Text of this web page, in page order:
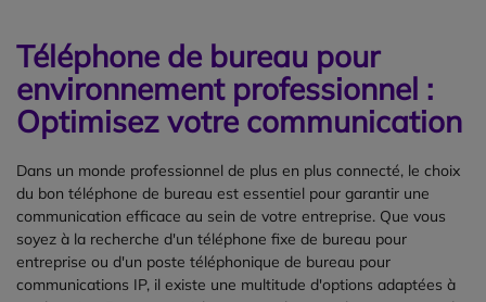
Téléphone de bureau pour
environnement professionnel :
Optimisez votre communication
Dans un monde professionnel de plus en plus connecté, le choix
du bon téléphone de bureau est essentiel pour garantir une
communication efficace au sein de votre entreprise. Que vous
soyez à la recherche d'un téléphone fixe de bureau pour
entreprise ou d'un poste téléphonique de bureau pour
communications IP, il existe une multitude d'options adaptées à